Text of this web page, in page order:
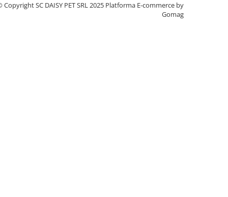
Copyright SC DAISY PET SRL 2025 Platforma E-commerce by
Gomag